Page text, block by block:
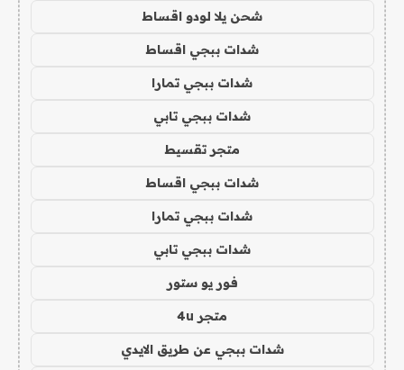
شحن يلا لودو اقساط
شدات ببجي اقساط
شدات ببجي تمارا
شدات ببجي تابي
متجر تقسيط
شدات ببجي اقساط
شدات ببجي تمارا
شدات ببجي تابي
فور يو ستور
متجر 4u
شدات ببجي عن طريق الايدي